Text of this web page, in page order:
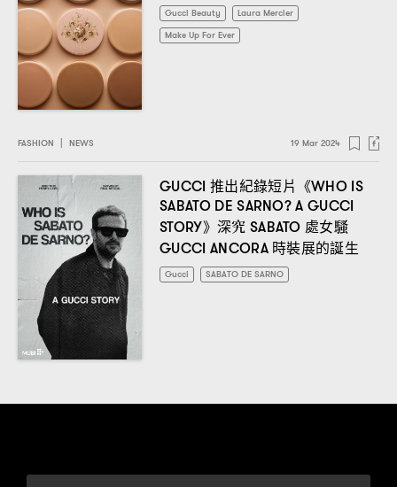
Gucci Beauty
Laura Mercier
Make Up For Ever
FASHION NEWS 19 Mar 2024
GUCCI 推出紀錄短片《WHO IS
SABATO DE SARNO? A GUCCI
STORY》深究 SABATO處女騷
GUCCI ANCORA 時裝展的誕生
Gucci SABATO DE SARNO